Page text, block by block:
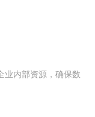
业内部资源，确保数